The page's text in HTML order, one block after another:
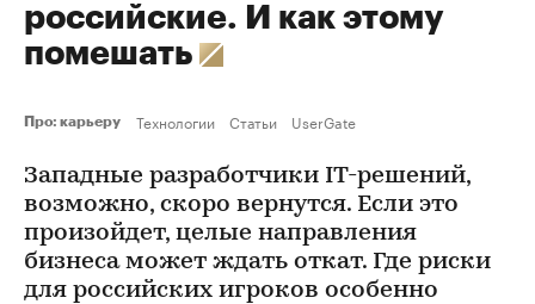
российские. И как этому
помешать
Про: карьеру Технологии Статьи UserGate
Западные разработчики IT-решений,
возможно, скоро вернутся. Если это
произойдет, целые направления
бизнеса может ждать откат. Где риски
для российских игроков особенно